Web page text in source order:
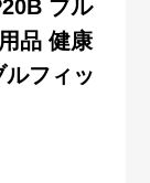
ブル
品 健康
フィッ